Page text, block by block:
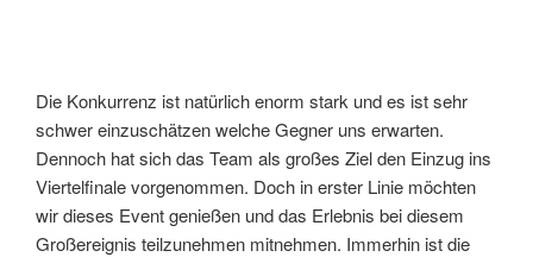
Die Konkurrenz ist natürlich enorm stark und es ist sehr
schwer einzuschätzen welche Gegner uns erwarten.
Dennoch hat sich das Team als großes Ziel den Einzug ins
Viertelfinale vorgenommen. Doch in erster Linie möchten
wir dieses Event genießen und das Erlebnis bei diesem
Großereignis teilzunehmen mitnehmen. Immerhin ist die